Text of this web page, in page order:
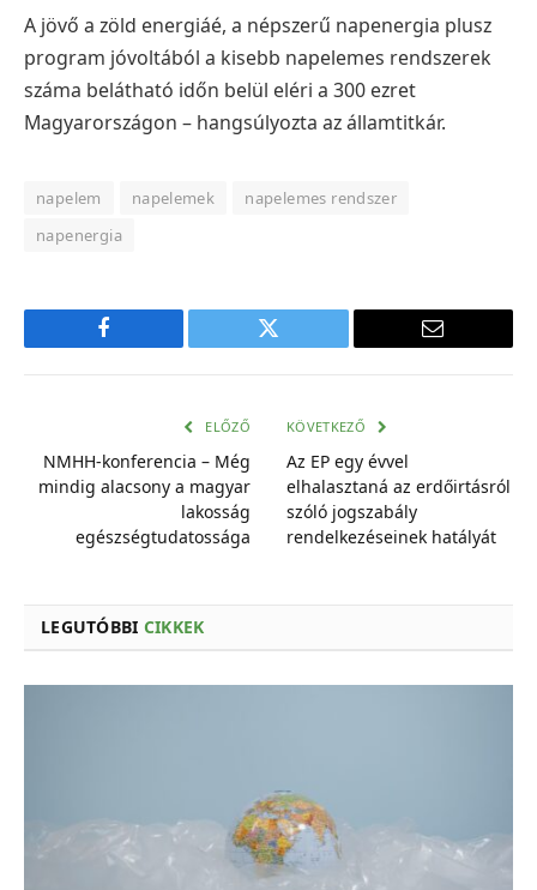
A jövő a zöld energiáé, a népszerű napenergia plusz
program jóvoltából a kisebb napelemes rendszerek
száma belátható időn belül eléri a 300 ezret
Magyarországon – hangsúlyozta az államtitkár.
napelem napelemek
napelemes rendszer
napenergia
Facebook Twitter
E-
ELŐZŐ
NMHH-konferencia – Még
mindig alacsony a magyar
lakosság
egészségtudatossága
KÖVETKEZŐ
Az EP egy évvel
elhalasztaná az erdőirtásról
szóló jogszabály
rendelkezéseinek hatályát
LEGUTÓBBI CIKKEK